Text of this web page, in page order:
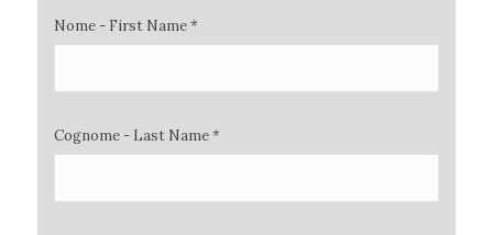
Nome - First Name *
Cognome - Last Name *